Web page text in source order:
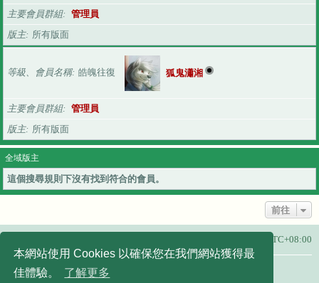
本網站使用 Cookies 以確保您在我們網站獲得最
佳體驗。
了解更多
主要會員群組
管理員
版主
所有版面
等級、會員名稱 皓魄往復 狐鬼瀟湘
主要會員群組
管理員
版主
所有版面
全域版主
這個搜尋規則下沒有找到符合的會員。
前往
UTC+08:00
友站連結：